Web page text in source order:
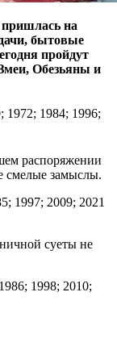
на
бытовые
пройдут
Обезьяны и
1972; 1984; 1996;
распоряжении
смелые замыслы.
1997; 2009; 2021
суеты не
1998; 2010;